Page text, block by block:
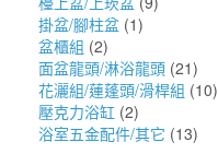
掛盆/腳柱盆 (1)
盆櫃組 (2)
面盆龍頭/淋浴龍頭 (21)
花灑組/蓮蓬頭/滑桿組 (10)
壓克力浴缸 (2)
浴室五金配件/其它 (13)